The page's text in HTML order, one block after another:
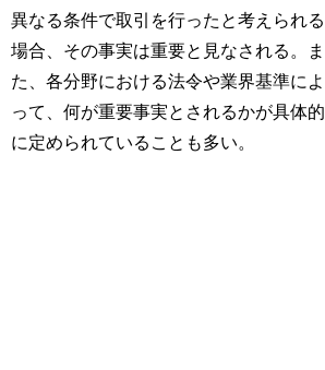
異なる条件で取引を行ったと考えられる
場合、その事実は重要と見なされる。ま
た、各分野における法令や業界基準によ
って、何が重要事実とされるかが具体的
に定められていることも多い。